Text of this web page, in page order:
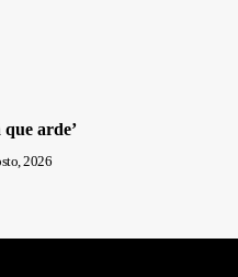
arde’
2026